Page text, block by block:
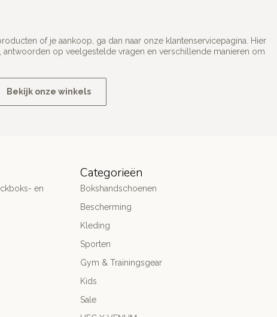
of je aankoop, ga dan naar onze klantenservicepagina. Hier
op veelgestelde vragen en verschillende manieren om
Bekijk onze winkels
en
Categorieën
Bokshandschoenen
Bescherming
Kleding
Sporten
Gym & Trainingsgear
Kids
Sale